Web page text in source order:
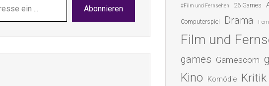
Abonnieren #Film und Fernsehen 26 Games
Computerspiel Drama
Film und
games Gamescom
Kino Komödie Kritik